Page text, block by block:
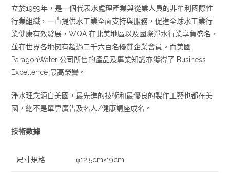
立於1959年，是一個代表水處理產業與從業人員的非牟利國際性
行業組織，一直提供水工業全面支持與服務，促進全球水工業行
業健康有效發展，WQA 在北美地區以及國際淨水行業享負盛名，
並在世界各地擁有超過二千六百名優質企業會員。而美國
ParagonWater 公司所售的產品及專業知識亦獲得了 Business
Excellence 最高榮譽。
淨水理念源自美國，最先進的技術和最優良的製作工藝也都在美
國，絶不是單靠廣告及名人/健康講座成名。
技術數據
尺寸規格 φ12.5cm×19cm